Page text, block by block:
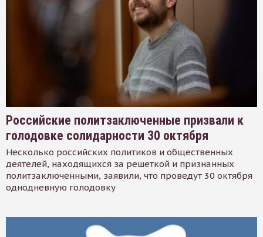
Российские политзаключенные призвали к
голодовке солидарности 30 октября
Несколько российских политиков и общественных
деятелей, находящихся за решеткой и признанных
политзаключенными, заявили, что проведут 30 октября
однодневную голодовку